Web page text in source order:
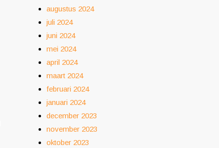
augustus 2024
juli 2024
juni 2024
mei 2024
april 2024
maart 2024
februari 2024
januari 2024
december 2023
november 2023
oktober 2023